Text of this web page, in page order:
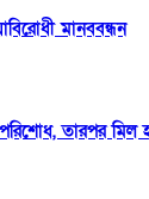
মানববন্ধন
তারপর মিল